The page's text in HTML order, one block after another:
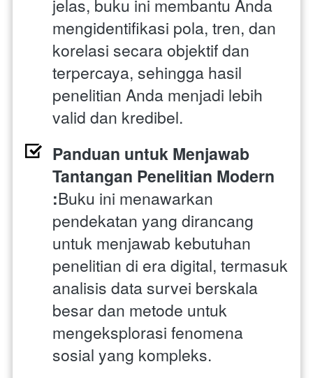
jelas, buku ini membantu Anda
mengidentifikasi pola, tren, dan
korelasi secara objektif dan
terpercaya, sehingga hasil
penelitian Anda menjadi lebih
valid dan kredibel.
Panduan untuk Menjawab
Tantangan Penelitian Modern
:Buku ini menawarkan
pendekatan yang dirancang
untuk menjawab kebutuhan
penelitian di era digital, termasuk
analisis data survei berskala
besar dan metode untuk
mengeksplorasi fenomena
sosial yang kompleks.